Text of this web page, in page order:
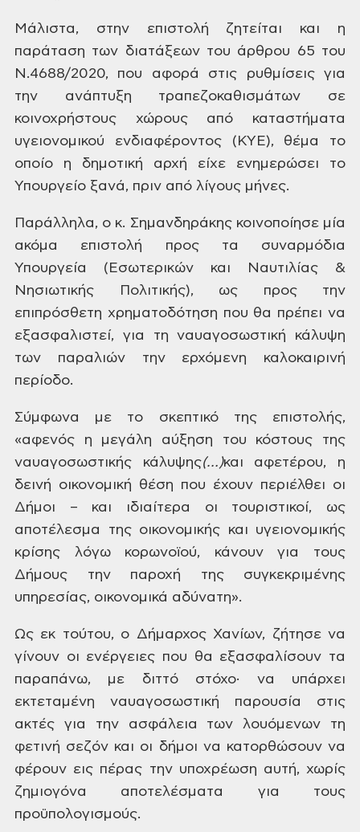
Μάλιστα, στηνεπιστολή ζητείται και η
παράταση των διατάξεων του άρθρου 65 του
Ν.4688/2020, που αφορά στις ρυθμίσειςγια
την ανάπτυξη τραπεζοκαθισμάτων σε
κοινοχρήστους χώρους από καταστήματα
υγειονομικού ενδιαφέροντος (ΚΥΕ), θέμα
το
οποίο η δημοτική αρχή είχε ενημερώσει το
Υπουργείο ξανά, πριν από λίγους μήνες.
Παράλληλα, ο κ. Σημανδηράκης κοινοποίησε μία
ακόμα
επιστολή προς τα συναρμόδια
Υπουργεία
(Εσωτερικών και Ναυτιλίας &
Νησιωτικής Πολιτικής), ως προς την
επιπρόσθετη χρηματοδότηση που θα πρέπει να
εξασφαλιστεί, για τη ναυαγοσωστική κάλυψη
των παραλιών την ερχόμενη καλοκαιρινή
περίοδο.
Σύμφωνα
με το σκεπτικό της επιστολής,
«αφενός η μεγάλη αύξηση του κόστους της
ναυαγοσωστικής κάλυψης(…)και αφετέρου, η
δεινή οικονομική θέση που έχουν περιέλθει οι
Δήμοι – και ιδιαίτερα
οι τουριστικοί, ως
αποτέλεσμα τηςοικονομικής και υγειονομικής
κρίσης λόγω κορωνοϊού, κάνουν για τους
Δήμους την παροχή της συγκεκριμένης
υπηρεσίας, οικονομικά αδύνατη».
Ως εκ τούτου, ο Δήμαρχος Χανίων, ζήτησε να
γίνουν οι ενέργειες που θα εξασφαλίσουν τα
παραπάνω, με διττό στόχο· να υπάρχει
εκτεταμένη ναυαγοσωστική παρουσία στις
ακτές για την ασφάλεια των λουόμενων τη
φετινή σεζόν και οι δήμοι να κατορθώσουν να
φέρουν εις πέρας την υποχρέωση αυτή, χωρίς
ζημιογόνα
αποτελέσματα για τους
προϋπολογισμούς.